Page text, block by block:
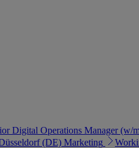
Digital Operations Manager (w/
(DE) Marketing